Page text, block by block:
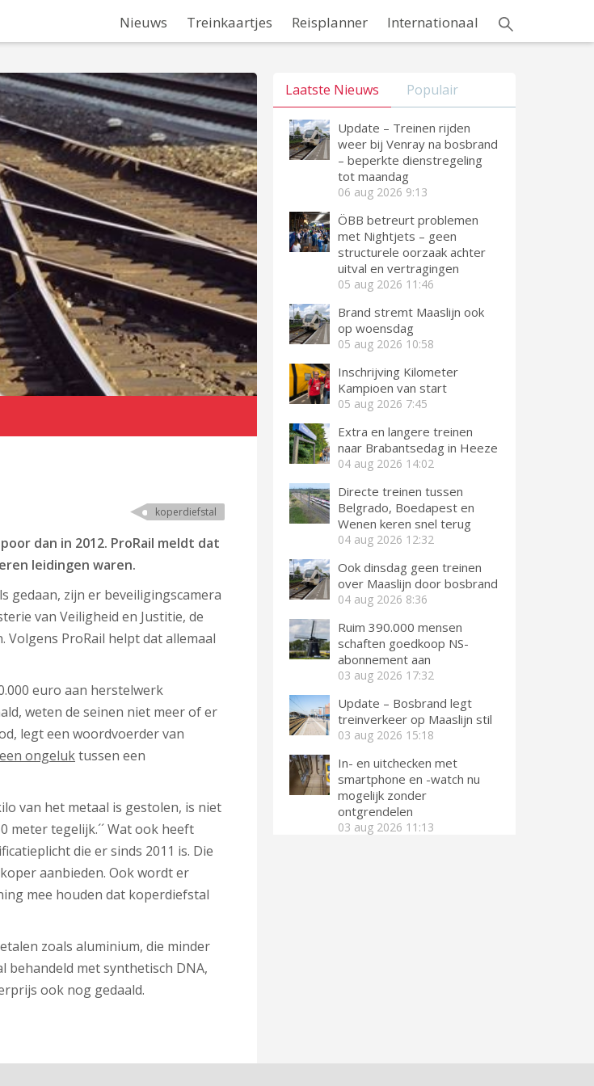
Nieuws Treinkaartjes Reisplanner Internationaal
koperdiefstal
dan in 2012. ProRail meldt dat
leidingen waren.
gedaan, zijn er beveiligingscamera
van Veiligheid en Justitie, de
ProRail helpt dat allemaal
euro aan herstelwerk
weten de seinen niet meer of er
legt een woordvoerder van
ongeluktussen een
van het metaal is gestolen, is niet
meter tegelijk.´´ Wat ook heeft
die er sinds 2011 is. Die
aanbieden. Ook wordt er
mee houden dat koperdiefstal
zoals aluminium, die minder
behandeld met synthetisch DNA,
ook nog gedaald.
Laatste Nieuws Populair
Update – Treinen rijden
weer bij Venray na bosbrand
– beperkte dienstregeling
tot maandag
06 aug 2026 9:13
ÖBB betreurt problemen
met Nightjets – geen
structurele oorzaak achter
uitval en vertragingen
05 aug 2026 11:46
Brand stremt Maaslijn ook
op woensdag
05 aug 2026 10:58
Inschrijving Kilometer
Kampioen van start
05 aug 2026 7:45
Extra en langere treinen
naar Brabantsedag in Heeze
04 aug 2026 14:02
Directe treinen tussen
Belgrado, Boedapest en
Wenen keren snel terug
04 aug 2026 12:32
Ook dinsdag geen treinen
over Maaslijn door bosbrand
04 aug 2026 8:36
Ruim 390.000 mensen
schaften goedkoop NS-
abonnement aan
03 aug 2026 17:32
Update – Bosbrand legt
treinverkeer op Maaslijn stil
03 aug 2026 15:18
In- en uitchecken met
smartphone en -watch nu
mogelijk zonder
ontgrendelen
03 aug 2026 11:13